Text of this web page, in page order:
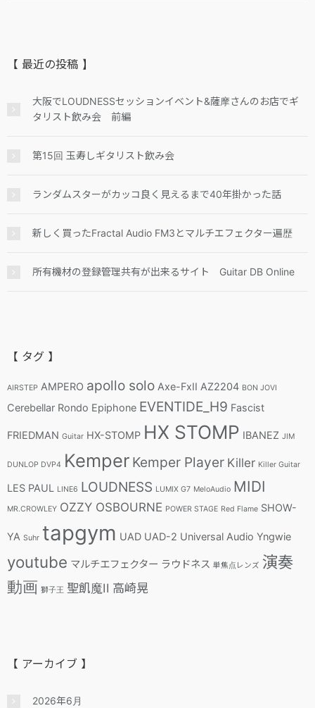
【 最近の投稿 】
大阪でLOUDNESSセッションイベント&薩摩さんのお店でギ
タリスト飲み会 前編
第15回 玉寿しギタリスト飲み会
ランダムスターがカッコ良く見えるまで40年掛かった話
新しく買ったFractal Audio FM3とマルチエフェクター遍歴
所有機材の登録管理共有が出来るサイト Guitar DB Online
【 タグ 】
AIRSTEP AMPERO apollo solo Axe-FxII AZ2204 BON JOVI
Cerebellar Rondo Epiphone EVENTIDE_H9 Fascist
FRIEDMAN Guitar HX-STOMP HX STOMP IBANEZ JIM
DUNLOP DVP4 Kemper Kemper Player Killer Killer Guitar
LES PAUL LINE6 LOUDNESS LUMIX G7 MeloAudio MIDI
MR.CROWLEY OZZY OSBOURNE POWER STAGE Red Flame SHOW-
YA Suhr tapgym UAD UAD-2 Universal Audio Yngwie
youtube マルチエフェクター ラウドネス 単焦点レンズ 演奏
動画 獅子王 聖飢魔II 高崎晃
【 アーカイブ 】
2026年6月